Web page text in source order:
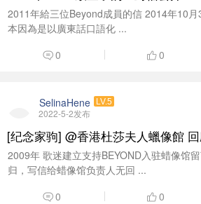
2011年給三位Beyond成員的信 2014年10
本因為是以廣東話口語化 ...
0
0
SelinaHene LV.5
2022-5-2发布
[纪念家驹] @香港杜莎夫人蠟像館 回
2009年 歌迷建立支持BEYOND入驻蜡像馆
归，写信给蜡像馆负责人无回 ...
0
0